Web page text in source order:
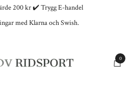
200 kr ✔️ Trygg E-handel
med Klarna och Swish.
0